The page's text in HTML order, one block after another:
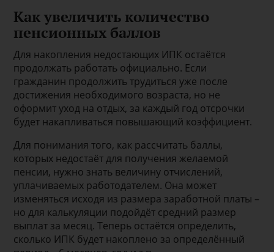
Как увеличить количество
пенсионных баллов
Для накопления недостающих ИПК остаётся
продолжать работать официально. Если
гражданин продолжить трудиться уже после
достижения необходимого возраста, но не
оформит уход на отдых, за каждый год отсрочки
будет накапливаться повышающий коэффициент.
Для понимания того, как рассчитать баллы,
которых недостаёт для получения желаемой
пенсии, нужно знать величину отчислений,
уплачиваемых работодателем. Она может
изменяться исходя из размера заработной платы –
но для калькуляции подойдёт средний размер
выплат за месяц. Теперь остаётся определить,
сколько ИПК будет накоплено за определённый